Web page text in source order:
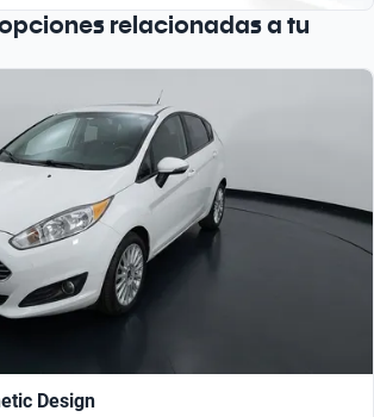
relacionadas a tu
Design